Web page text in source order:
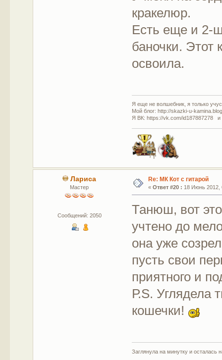
кракелюр.
Есть еще и 2-
баночки. Этот
освоила.
Я еще не волшебник, я только
Мой блог: http://skazki-u-
Я ВК: https://vk.com/id187887278 и
Лариса
Мастер
Сообщений: 2050
Re: МК Кот с гитарой
« Ответ #20 : 18 Июнь 2012,
Танюш, вот
учтено до
она уже
пусть свои
приятного и
Р.S. Углядела
кошечки!
Заглянула на минутку и осталась